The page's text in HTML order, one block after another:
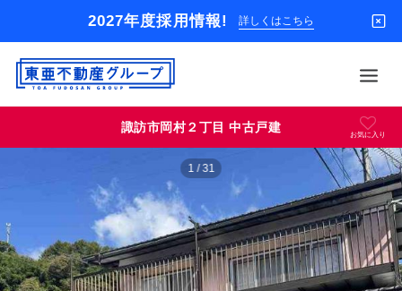
2027年度採用情報! 詳しくはこちら
借りる
オーナー様
入居者様専用
東
亜
家
パ
ー
諏訪市岡村２丁目 中古戸建
お気に入り
1 /31